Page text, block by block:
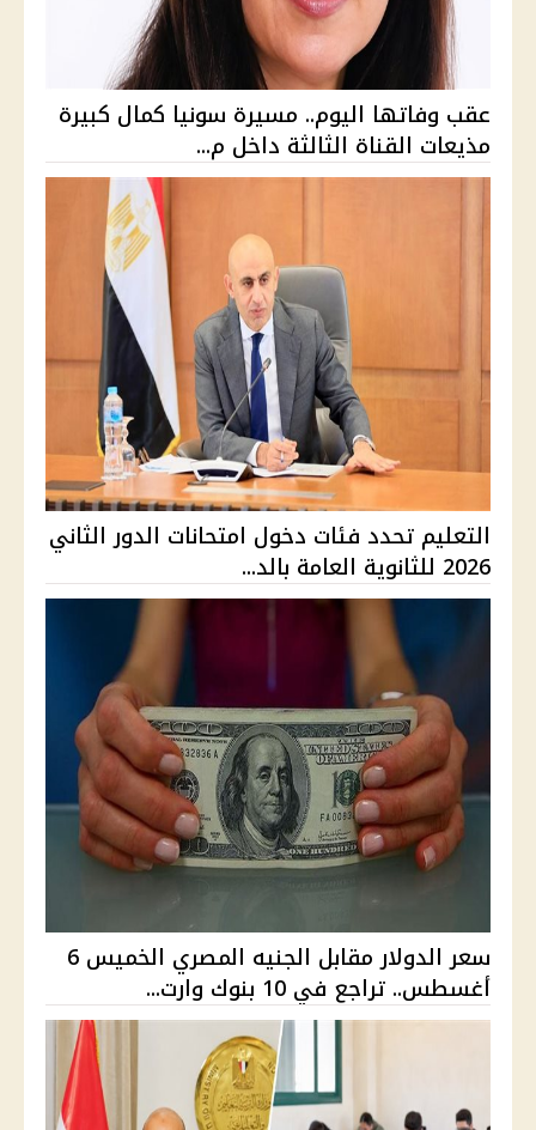
عقب وفاتها اليوم.. مسيرة سونيا كمال كبيرة
مذيعات القناة الثالثة داخل م...
التعليم تحدد فئات دخول امتحانات الدور الثاني
2026 للثانوية العامة بالد...
سعر الدولار مقابل الجنيه المصري الخميس 6
أغسطس.. تراجع في 10 بنوك وارت...